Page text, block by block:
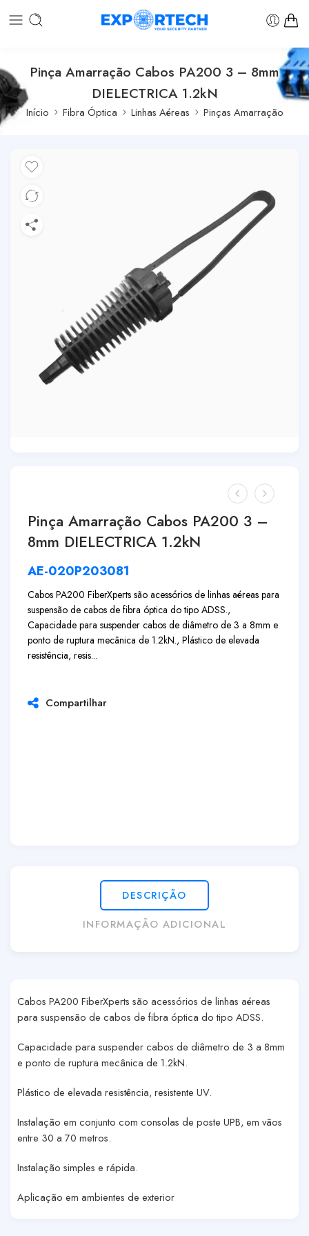
Pinça Amarração Cabos PA200 3 – 8mm
DIELECTRICA 1.2kN
Início Fibra Óptica Linhas Aéreas Pinças Amarração
Pinça Amarração Cabos PA200 3 –
8mm DIELECTRICA 1.2kN
AE-020P203081
Cabos PA200 FiberXperts são acessórios de linhas aéreas para
suspensão de cabos de fibra óptica do tipo ADSS.,
Capacidade para suspender cabos de diâmetro de 3 a 8mm e
ponto de ruptura mecânica de 1.2kN., Plástico de elevada
resistência, resis...
Compartilhar
DESCRIÇÃO
INFORMAÇÃO ADICIONAL
Cabos PA200 FiberXperts são acessórios de linhas aéreas
para suspensão de cabos de fibra óptica do tipo ADSS.
Capacidade para suspender cabos de diâmetro de 3 a 8mm
e ponto de ruptura mecânica de 1.2kN.
Plástico de elevada resistência, resistente UV.
Instalação em conjunto com consolas de poste UPB, em vãos
entre 30 a 70 metros.
Instalação simples e rápida.
Aplicação em ambientes de exterior